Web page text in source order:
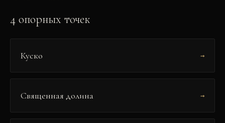
4 опорных точек
Куско →
Священная долина →